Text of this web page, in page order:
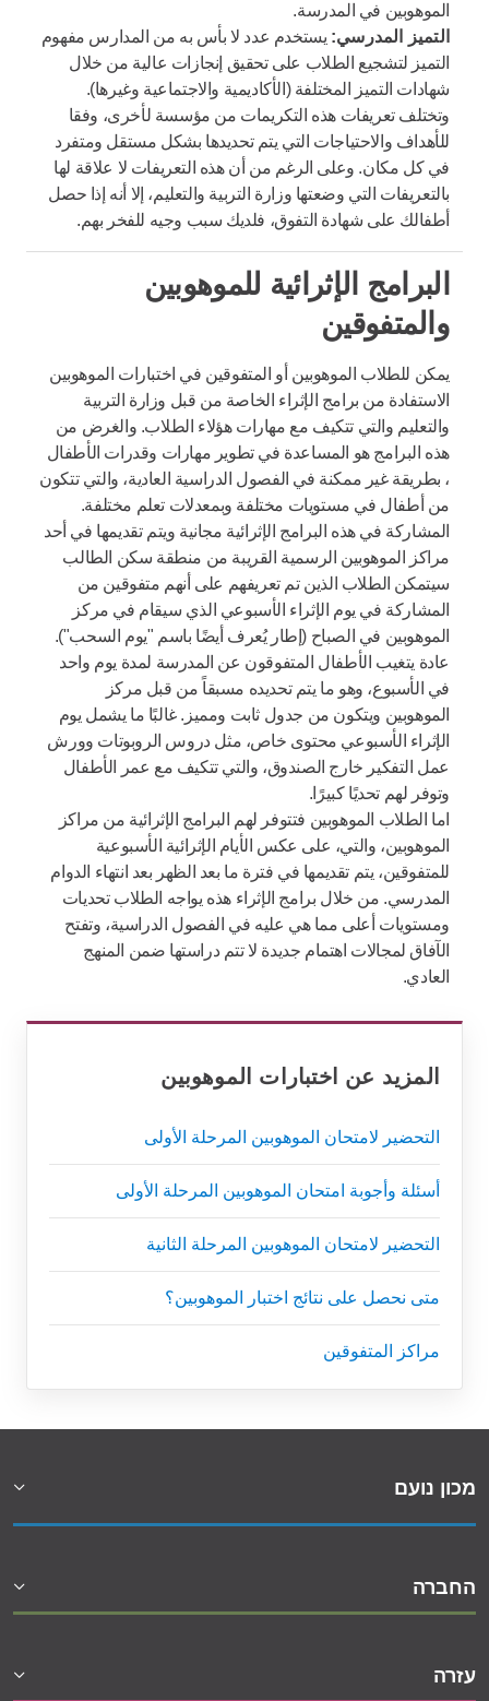
الموهوبين في المدرسة.
التميز المدرسي: يستخدم عدد لا بأس به من المدارس مفهوم
التميز لتشجيع الطلاب على تحقيق إنجازات عالية من خلال
شهادات التميز المختلفة (الأكاديمية والاجتماعية وغيرها).
وتختلف تعريفات هذه التكريمات من مؤسسة لأخرى، وفقا
للأهداف والاحتياجات التي يتم تحديدها بشكل مستقل ومتفرد
في كل مكان. وعلى الرغم من أن هذه التعريفات لا علاقة لها
بالتعريفات التي وضعتها وزارة التربية والتعليم، إلا أنه إذا حصل
أطفالك على شهادة التفوق، فلديك سبب وجيه للفخر بهم.
البرامج الإثرائية للموهوبين
والمتفوقين
يمكن للطلاب الموهوبين أو المتفوقين في اختبارات الموهوبين
الاستفادة من برامج الإثراء الخاصة من قبل وزارة التربية
والتعليم والتي تتكيف مع مهارات هؤلاء الطلاب. والغرض من
هذه البرامج هو المساعدة في تطوير مهارات وقدرات الأطفال
، بطريقة غير ممكنة في الفصول الدراسية العادية، والتي تتكون
من أطفال في مستويات مختلفة وبمعدلات تعلم مختلفة.
المشاركة في هذه البرامج الإثرائية مجانية ويتم تقديمها في أحد
مراكز الموهوبين الرسمية القريبة من منطقة سكن الطالب
سيتمكن الطلاب الذين تم تعريفهم على أنهم متفوقين من
المشاركة في يوم الإثراء الأسبوعي الذي سيقام في مركز
الموهوبين في الصباح (إطار يُعرف أيضًا باسم "يوم السحب").
عادة يتغيب الأطفال المتفوقون عن المدرسة لمدة يوم واحد
في الأسبوع، وهو ما يتم تحديده مسبقاً من قبل مركز
الموهوبين ويتكون من جدول ثابت ومميز. غالبًا ما يشمل يوم
الإثراء الأسبوعي محتوى خاص، مثل دروس الروبوتات وورش
عمل التفكير خارج الصندوق، والتي تتكيف مع عمر الأطفال
وتوفر لهم تحديًا كبيرًا.
اما الطلاب الموهوبين فتتوفر لهم البرامج الإثرائية من مراكز
الموهوبين، والتي، على عكس الأيام الإثرائية الأسبوعية
للمتفوقين، يتم تقديمها في فترة ما بعد الظهر بعد انتهاء الدوام
المدرسي. من خلال برامج الإثراء هذه يواجه الطلاب تحديات
ومستويات أعلى مما هي عليه في الفصول الدراسية، وتفتح
الآفاق لمجالات اهتمام جديدة لا تتم دراستها ضمن المنهج
العادي.
المزيد عن اختبارات الموهوبين
التحضير لامتحان الموهوبين المرحلة الأولى
أسئلة وأجوبة امتحان الموهوبين المرحلة الأولى
التحضير لامتحان الموهوبين المرحلة الثانية
متى نحصل على نتائج اختبار الموهوبين؟
مراكز المتفوقين
מכון נועם
החברה
עזרה